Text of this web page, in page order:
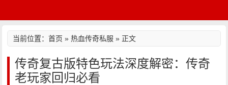
当前位置：首页 »热血传奇私服 » 正文
传奇复古版特色玩法深度解密：传奇
老玩家回归必看